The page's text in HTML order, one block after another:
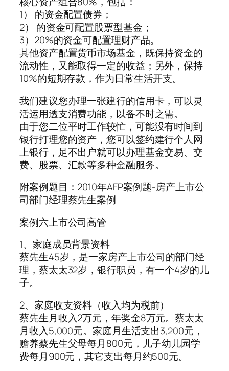
1） 的资金配置债券；
2） 的资金可配置股票型基金；
3）20%的资金可配置理财产品。
其他资产配置货币市场基金，既保持资金的
流动性，又能取得一定的收益；另外，保持
10%的短期存款，作为日常生活开支。
我们建议您办理一张建行的信用卡，可以灵
活运用透支消费功能，以备不时之需。
由于您二位平时工作较忙，可能没有时间到
银行打理您的资产，您可以签约建行个人网
上银行，足不出户就可以办理基金交易、交
费、股票、汇款等多种金融服务。
附案例题目：2010年AFP案例题-房产上市公
司部门经理蔡先生案例
案例六上市公司高管
1、家庭成员背景资料
蔡先生45岁，是一家房产上市公司的部门经
理，蔡太太32岁，银行职员，有一个4岁的儿
子。
2、家庭收支资料（收入均为税前）
蔡先生月收入2万元，年奖金8万元。蔡太太
月收入5,000元。家庭月生活支出3,200元，
赡养蔡先生父母每月800元，儿子幼儿园学
费每月900元，其它支出每月约500元。